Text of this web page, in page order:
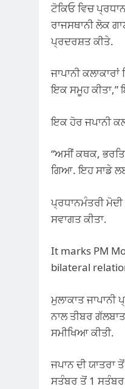
ਟੋਕਿਓ ਵਿਚ
ਰਾਜਸਥਾਨੀ ਲੋਕ
ਪ੍ਰਦਰਸ਼ਤ ਕੀਤੇ.
ਜਾਪਾਨੀ
ਇਕ ਸਮੂਹ ਕੀਤਾ,”
ਇਕ ਹੋਰ ਜਪਾਨੀ
“ਅਸੀਂ ਕਥਕ,
ਗਿਆ. ਇਹ ਸਾਡੇ
ਪ੍ਰਧਾਨਮੰਤਰੀ ਮੋਦੀ
ਸਵਾਗਤ ਕੀਤਾ.
It marks PM
bilateral
ਮੁਲਾਕਾਤ
ਨਾਲ ਤੀਬਰ
ਸਮੀਖਿਆ ਕੀਤੀ.
ਜਪਾਨ ਦੀ
ਸਤੰਬਰ ਤੋਂ 1